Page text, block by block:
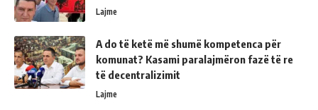
Lajme
A do të ketë më shumë kompetenca për
komunat? Kasami paralajmëron fazë të re
të decentralizimit
Lajme